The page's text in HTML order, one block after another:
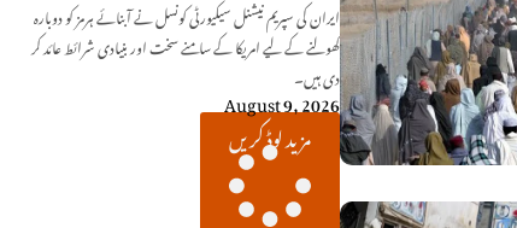
ایران کی سپریم نیشنل سیکیورٹی کونسل نے آبنائے ہرمز کو دوبارہ
کھولنے کے لیے امریکا کے سامنے سخت اور بنیادی شرائط عائد کر
دی ہیں۔
August 9, 2026
مزید لوڈ کریں